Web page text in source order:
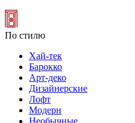
По стилю
Хай-тек
Барокко
Арт-деко
Дизайнерские
Лофт
Модерн
Необычные